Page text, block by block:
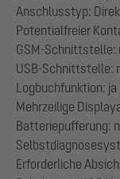
Anschlusstyp:
Potentialfreier
GSM-Schnittstelle:
USB-Schnittstelle:
Logbuchfunktion: ja
Mehrzeilige
Batteriepufferung:
Erforderliche